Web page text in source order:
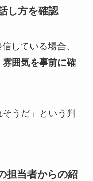
し方を確認
している場合、
囲気を事前に確
うだ」という判
担当者からの紹